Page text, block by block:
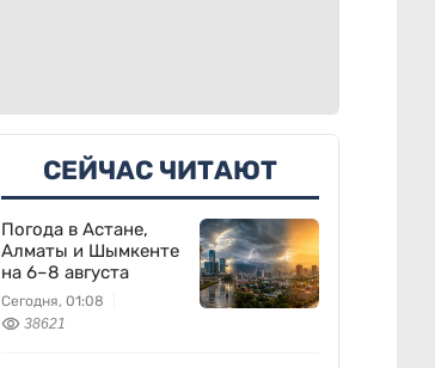
СЕЙЧАС ЧИТАЮТ
Погода в Астане,
Алматы и Шымкенте
на 6–8 августа
Сегодня, 01:08
38621